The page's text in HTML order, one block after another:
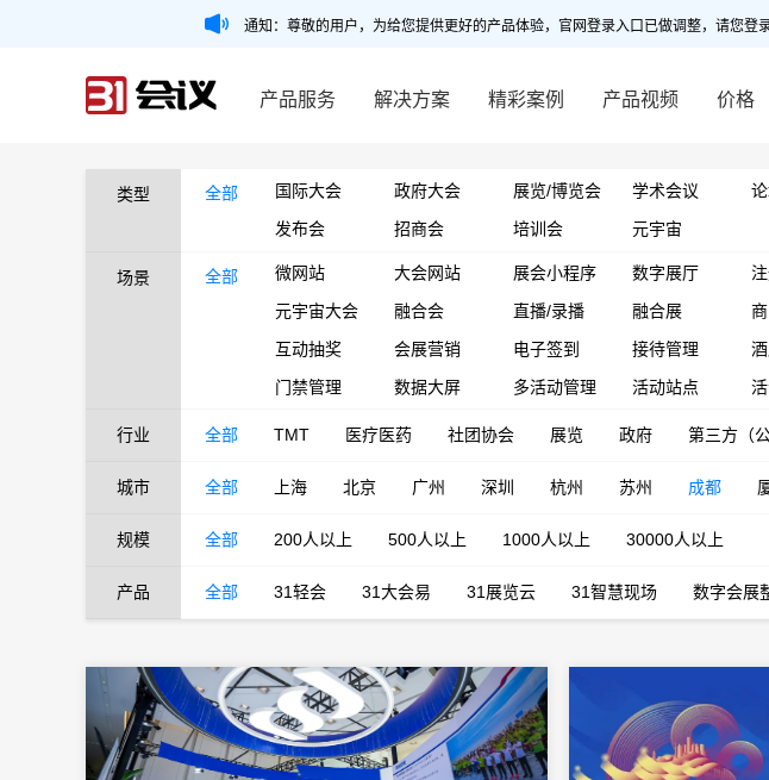
通知：尊敬的用户，为给您提供更好的产品体验，官网登录入口已做调整，请您登
产品服务 解决方案 精彩案例 产品视频 价格
类型 全部 国际大会 政府大会 展览/博览会 学术会议
发布会
招商会 培训会 元宇宙
场景 全部 微网站 大会网站 展会小程序 数字展厅
元宇宙大会
融合会 直播/录播 融合展
互动抽奖
会展营销 电子签到 接待管理
门禁管理
数据大屏 多活动管理 活动站点
行业 全部 TMT 医疗医药 社团协会 展览 政府 第三方（
城市 全部 上海 北京 广州 深圳 杭州 苏州 成都
规模 全部 200人以上 500人以上 1000人以上 30000人以上
产品 全部 31轻会 31大会易 31展览云 31智慧现场 数字会展